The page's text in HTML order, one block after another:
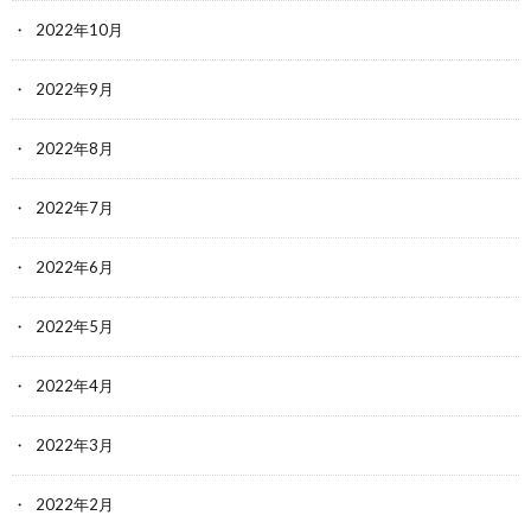
2022年10月
2022年9月
2022年8月
2022年7月
2022年6月
2022年5月
2022年4月
2022年3月
2022年2月